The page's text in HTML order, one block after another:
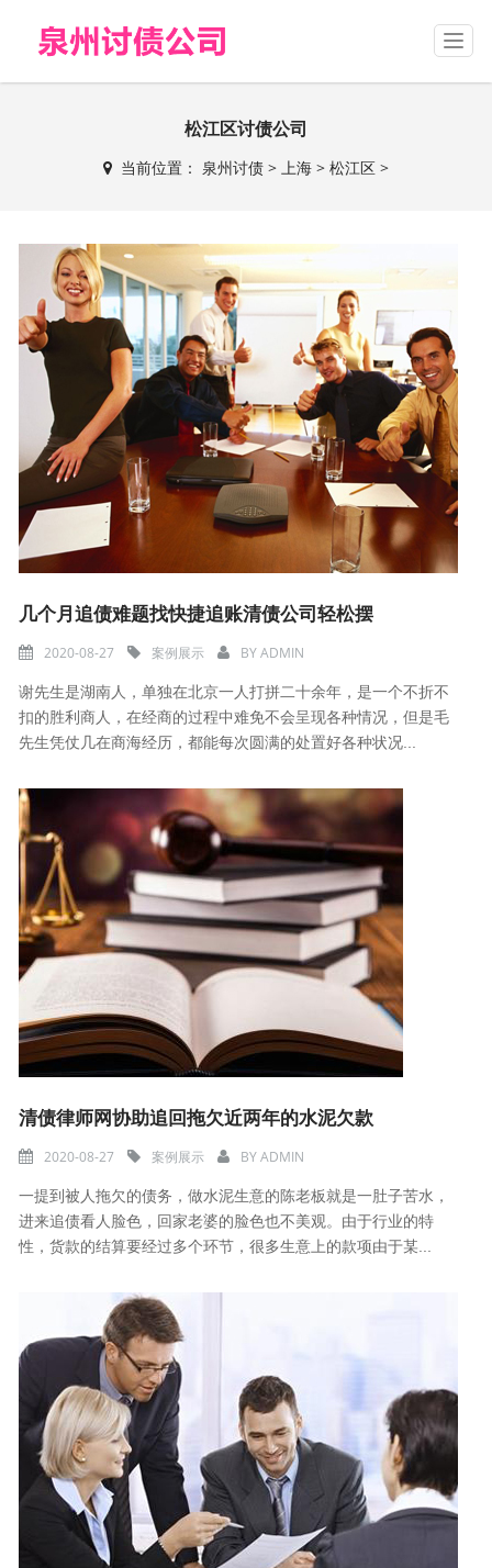
T
o
g
a
i
o
n
松江区讨债公司
当前位置： 泉州讨债> 上海> 松江区>
几个月追债难题找快捷追账清债公司轻松摆
2020-08-27 案例展示 BYADMIN
谢先生是湖南人，单独在北京一人打拼二十余年，是一个不折不
扣的胜利商人，在经商的过程中难免不会呈现各种情况，但是毛
先生凭仗几在商海经历，都能每次圆满的处置好各种状况...
清债律师网协助追回拖欠近两年的水泥欠款
2020-08-27 案例展示 BYADMIN
一提到被人拖欠的债务，做水泥生意的陈老板就是一肚子苦水，
进来追债看人脸色，回家老婆的脸色也不美观。由于行业的特
性，货款的结算要经过多个环节，很多生意上的款项由于某...